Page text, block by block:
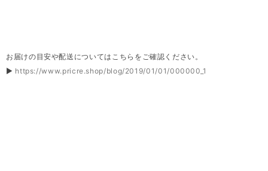
お届けの目安や配送についてはこちらをご確認ください。
▶ https://www.pricre.shop/blog/2019/01/01/000000_1